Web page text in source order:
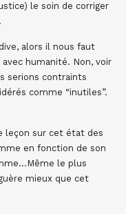
le soin de corriger
alors il nous faut
humanité. Non, voir
serions contraints
comme “inutiles”.
leçon sur cet état des
en fonction de son
le plus
mieux que cet